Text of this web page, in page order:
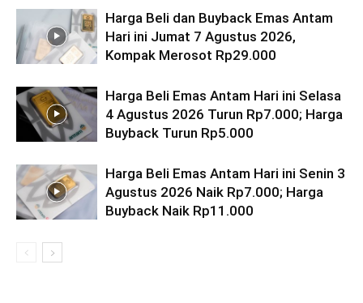
Harga Beli dan Buyback Emas Antam
Hari ini Jumat 7 Agustus 2026,
Kompak Merosot Rp29.000
Harga Beli Emas Antam Hari ini Selasa
4 Agustus 2026 Turun Rp7.000; Harga
Buyback Turun Rp5.000
Harga Beli Emas Antam Hari ini Senin 3
Agustus 2026 Naik Rp7.000; Harga
Buyback Naik Rp11.000